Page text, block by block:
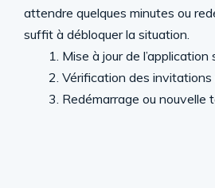
attendre quelques minutes ou
suffit à débloquer la situation.
Mise à jour de
Vérification des invitations
Redémarrage ou nouvelle